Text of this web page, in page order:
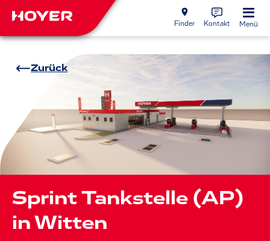
Finder Kontakt Menü
Zurück
Sprint Tankstelle (AP)
in Witten